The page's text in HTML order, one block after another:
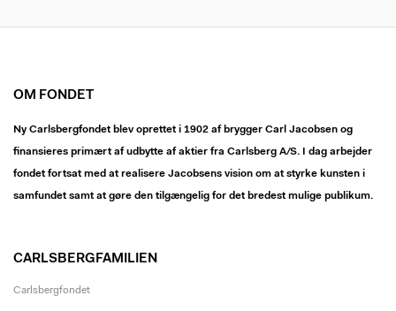
OM FONDET
Ny Carlsbergfondet blev oprettet i 1902 af brygger Carl Jacobsen og
finansieres primært af udbytte af aktier fra Carlsberg A/S. I dag arbejder
fondet fortsat med at realisere Jacobsens vision om at styrke kunsten i
samfundet samt at gøre den tilgængelig for det bredest mulige publikum.
CARLSBERGFAMILIEN
Carlsbergfondet